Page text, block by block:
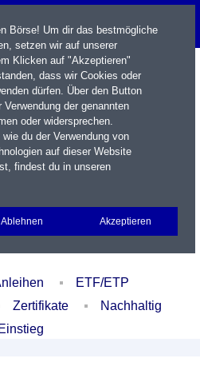
Portfolio Login
ETF/ETP
Zertifikate
Nachhaltig
Einstieg
Börse! Um dir das bestmögliche
setzen wir auf unserer
Klicken auf "Akzeptieren"
dass wir Cookies oder
dürfen. Über den Button
der genannten
oder widersprechen.
du der Verwendung von
auf dieser Website
findest du in unseren
Ablehnen Akzeptieren